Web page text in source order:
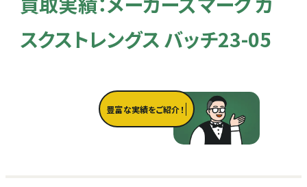
スクストレングス バッチ23-05
豊富な実績をご紹介！